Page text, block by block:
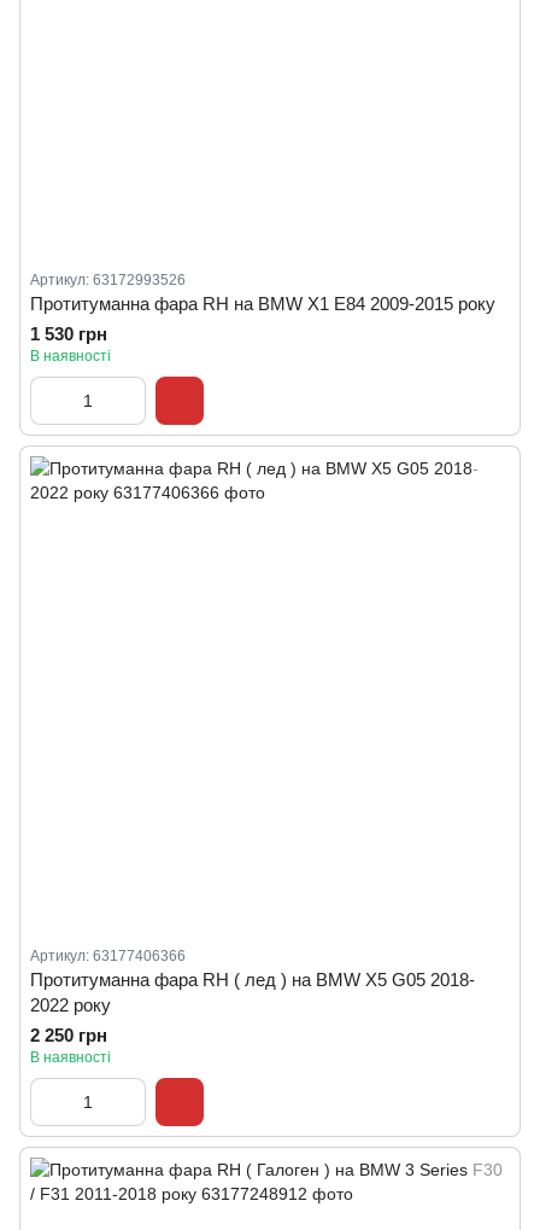
Артикул: 63172993526
Протитуманна фара RH на BMW X1 E84 2009-2015 року
1 530 грн
В наявності
Артикул: 63177406366
Протитуманна фара RH ( лед ) на BMW X5 G05 2018-
2022 року
2 250 грн
В наявності